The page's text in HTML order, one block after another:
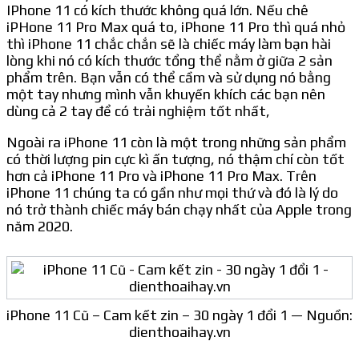
IPhone 11 có kích thước không quá lớn. Nếu chê
iPHone 11 Pro Max quá to, iPhone 11 Pro thì quá nhỏ
thì iPhone 11 chắc chắn sẽ là chiếc máy làm bạn hài
lòng khi nó có kích thước tổng thể nằm ở giữa 2 sản
phẩm trên. Bạn vẫn có thể cầm và sử dụng nó bằng
một tay nhưng mình vẫn khuyến khích các bạn nên
dùng cả 2 tay để có trải nghiệm tốt nhất,
Ngoài ra iPhone 11 còn là một trong những sản phẩm
có thời lượng pin cực kì ấn tượng, nó thậm chí còn tốt
hơn cả iPhone 11 Pro và iPhone 11 Pro Max. Trên
iPhone 11 chúng ta có gần như mọi thứ và đó là lý do
nó trở thành chiếc máy bán chạy nhất của Apple trong
năm 2020.
iPhone 11 Cũ – Cam kết zin – 30 ngày 1 đổi 1 — Nguồn:
dienthoaihay.vn